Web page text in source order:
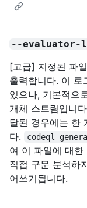
--evaluator-
[고급] 지정된 파
출력합니다. 이
있으나, 기본적으
개체 스트림입니
달된 경우에는 한
다.
codeql
여 이 파일에 대
직접 구문 분석하
어쓰기됩니다.